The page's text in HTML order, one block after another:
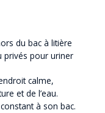
du bac à litière
privés pour uriner
calme,
et de l’eau.
à son bac.